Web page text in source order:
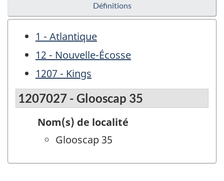
Définitions
1 - Atlantique
12 - Nouvelle-Écosse
1207 - Kings
1207027 - Glooscap 35
Nom(s) de localité
Glooscap 35